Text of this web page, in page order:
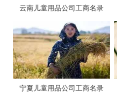
云南儿童用品公司工商名录
宁夏儿童用品公司工商名录